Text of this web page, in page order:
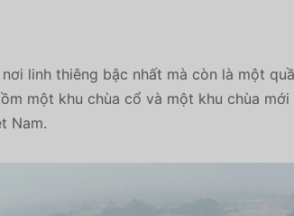
linh thiêng bậc nhất mà còn là một
một khu chùa cổ và một khu chùa
Nam.